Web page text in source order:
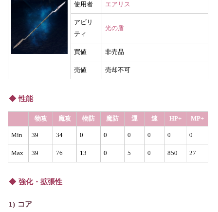
使用者 エアリス
アビリ
ティ
光の盾
買値 非売品
売値 売却不可
性能
物攻 魔攻 物防 魔防 運 速 HP+ MP+
Min 39 34 0 0 0 0 0 0
Max 39 76 13 0 5 0 850 27
強化・拡張性
コア